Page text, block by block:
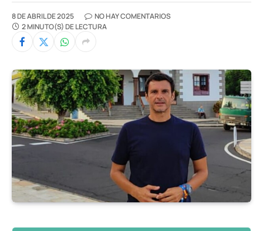
8 DE ABRIL DE 2025
NO HAY COMENTARIOS
2 MINUTO(S) DE LECTURA